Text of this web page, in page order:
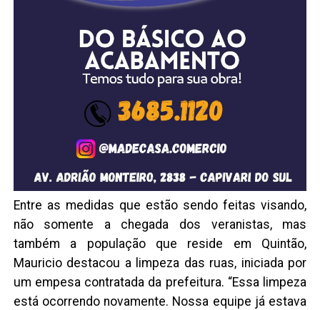
Entre as medidas que estão sendo feitas visando,
não somente a chegada dos veranistas, mas
também a população que reside em Quintão,
Mauricio destacou a limpeza das ruas, iniciada por
um empesa contratada da prefeitura. “Essa limpeza
está ocorrendo novamente. Nossa equipe já estava